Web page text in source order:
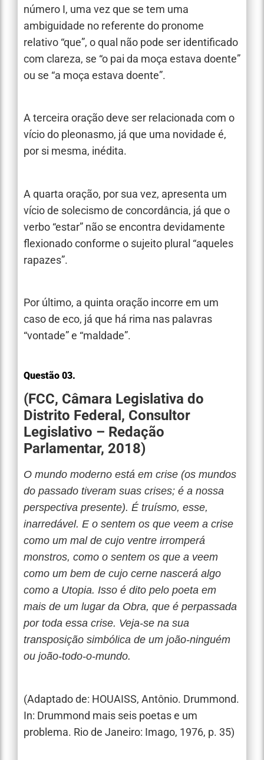
número I, uma vez que se tem uma
ambiguidade no referente do pronome
relativo “que”, o qual não pode ser identificado
com clareza, se “o pai da moça estava doente”
ou se “a moça estava doente”.
A terceira oração deve ser relacionada com o
vício do pleonasmo, já que uma novidade é,
por si mesma, inédita.
A quarta oração, por sua vez, apresenta um
vício de solecismo de concordância, já que o
verbo “estar” não se encontra devidamente
flexionado conforme o sujeito plural “aqueles
rapazes”.
Por último, a quinta oração incorre em um
caso de eco, já que há rima nas palavras
“vontade” e “maldade”.
Questão 03.
(FCC, Câmara Legislativa do
Distrito Federal, Consultor
Legislativo – Redação
Parlamentar, 2018)
O mundo moderno está em crise (os mundos
do passado tiveram suas crises; é a nossa
perspectiva presente). É truísmo, esse,
inarredável. E o sentem os que veem a crise
como um mal de cujo ventre irromperá
monstros, como o sentem os que a veem
como um bem de cujo cerne nascerá algo
como a Utopia. Isso é dito pelo poeta em
mais de um lugar da Obra, que é perpassada
por toda essa crise. Veja-se na sua
transposição simbólica de um joão-ninguém
ou joão-todo-o-mundo.
(Adaptado de: HOUAISS, Antônio. Drummond.
In: Drummond mais seis poetas e um
problema. Rio de Janeiro: Imago, 1976, p. 35)